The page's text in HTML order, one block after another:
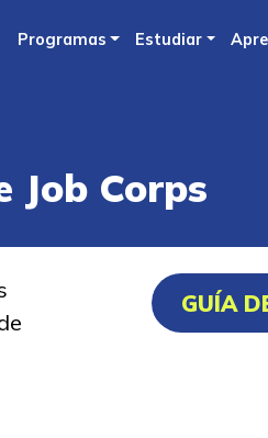
to
Programas Estudiar
Job Corps
GUÍA